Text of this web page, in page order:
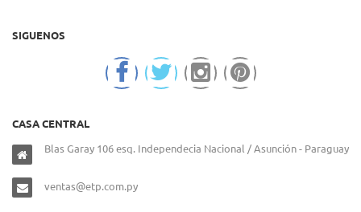
SIGUENOS
CASA CENTRAL
Blas Garay 106 esq. Independecia Nacional / Asunción - Paraguay
ventas@etp.com.py